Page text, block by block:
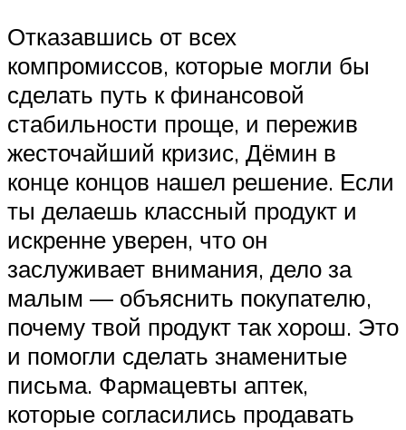
Отказавшись от всех
компромиссов, которые могли бы
сделать путь к финансовой
стабильности проще, и пережив
жесточайший кризис, Дёмин в
конце концов нашел решение. Если
ты делаешь классный продукт и
искренне уверен, что он
заслуживает внимания, дело за
малым — объяснить покупателю,
почему твой продукт так хорош. Это
и помогли сделать знаменитые
письма. Фармацевты аптек,
которые согласились продавать